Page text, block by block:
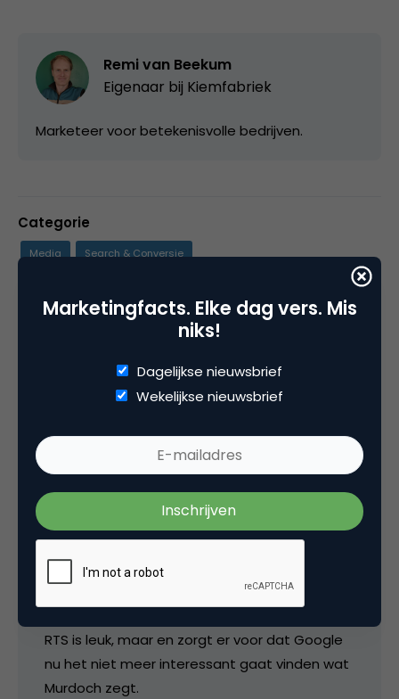
Remi van Beekum
Eigenaar bij Kiemfabriek
Marketeer voor betekenisvolle bedrijven.
Categorie
Media Search & Conversie
Tags
zoekmachine marketing
3 Reacties
koningwoning
Zoals ik gisteravond al tweette: dit gaat wat
RTS is leuk, maar en zorgt er voor dat Google
nu het niet meer interessant gaat vinden wat
Murdoch zegt.
Marketingfacts. Elke dag vers. Mis
niks!
Dagelijkse nieuwsbrief
Wekelijkse nieuwsbrief